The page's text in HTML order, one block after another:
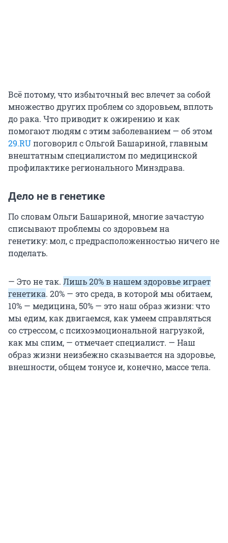
Всё потому, что избыточный вес влечет за собой
множество других проблем со здоровьем, вплоть
до рака. Что приводит к ожирению и как
помогают людям с этим заболеванием — об этом
29.RUпоговорил с Ольгой Башариной, главным
внештатным специалистом по медицинской
профилактике регионального Минздрава.
Дело не в генетике
По словам Ольги Башариной, многие зачастую
списывают проблемы со здоровьем на
генетику: мол, с предрасположенностью ничего не
поделать.
— Это не так. Лишь 20% в нашем здоровье играет
генетика. 20% — это среда, в которой мы обитаем,
10% — медицина, 50% — это наш образ жизни: что
мы едим, как двигаемся, как умеем справляться
со стрессом, с психоэмоциональной нагрузкой,
как мы спим, — отмечает специалист. — Наш
образ жизни неизбежно сказывается на здоровье,
внешности, общем тонусе и, конечно, массе тела.